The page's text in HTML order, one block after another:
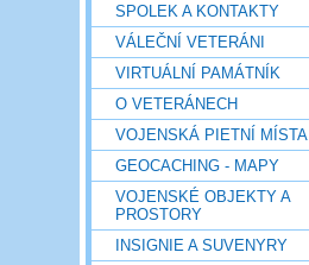
SPOLEK A KONTAKTY
VÁLEČNÍ VETERÁNI
VIRTUÁLNÍ PAMÁTNÍK
O VETERÁNECH
VOJENSKÁ PIETNÍ MÍSTA
GEOCACHING - MAPY
VOJENSKÉ OBJEKTY A
PROSTORY
INSIGNIE A SUVENYRY